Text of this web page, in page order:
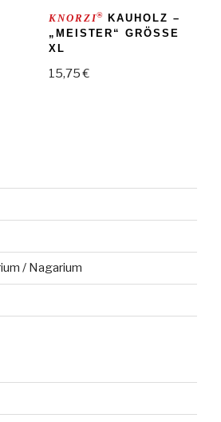
KNORZI®
KAUHOLZ –
„MEISTER“ GRÖSSE X
L
15,75€
/ Nagarium